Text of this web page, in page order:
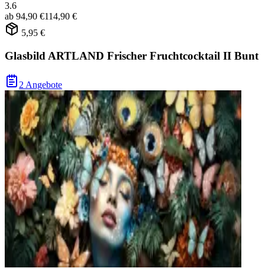
3.6
ab 94,90 €114,90 €
5,95 €
Glasbild ARTLAND Frischer Fruchtcocktail II Bunt
2 Angebote